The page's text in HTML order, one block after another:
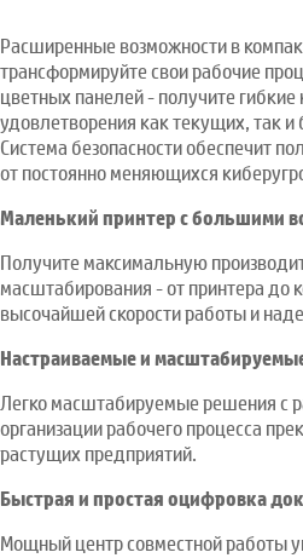
Расширенные возможности в
трансформируйте свои рабочие
цветных панелей - получите
удовлетворения как текущих, так
Система безопасности обеспечит
от постоянно меняющихся
Маленький принтер с большими
Получите максимальную
масштабирования - от принтера до
высочайшей скорости работы и
Настраиваемые и
Легко масштабируемые решения с
организации рабочего процесса
растущих предприятий.
Быстрая и простая оцифровка
Мощный центр совместной работы